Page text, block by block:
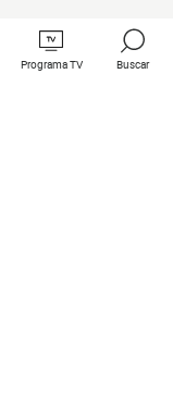
Programa TV Buscar